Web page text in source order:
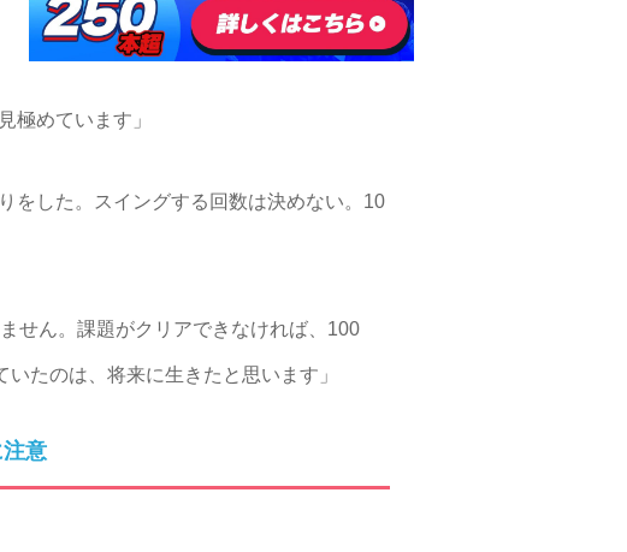
極めています」
をした。スイングする回数は決めない。10
せん。課題がクリアできなければ、100
たのは、将来に生きたと思います」
意